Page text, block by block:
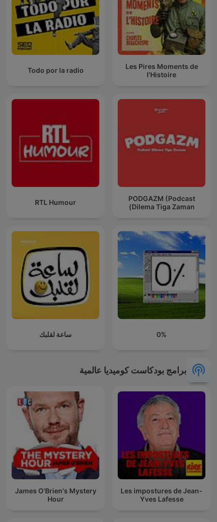
Les Pires Moments de
l'Histoire
Todo por la radio
PODGAZM (Podcast
Dilema Tiga Zaman)
RTL Humour
0% ساعة لقلبك
برامج بودكاست كوميديا عالمية
Les impostures de Jean-
Yves Lafesse
James O'Brien's Mystery
Hour